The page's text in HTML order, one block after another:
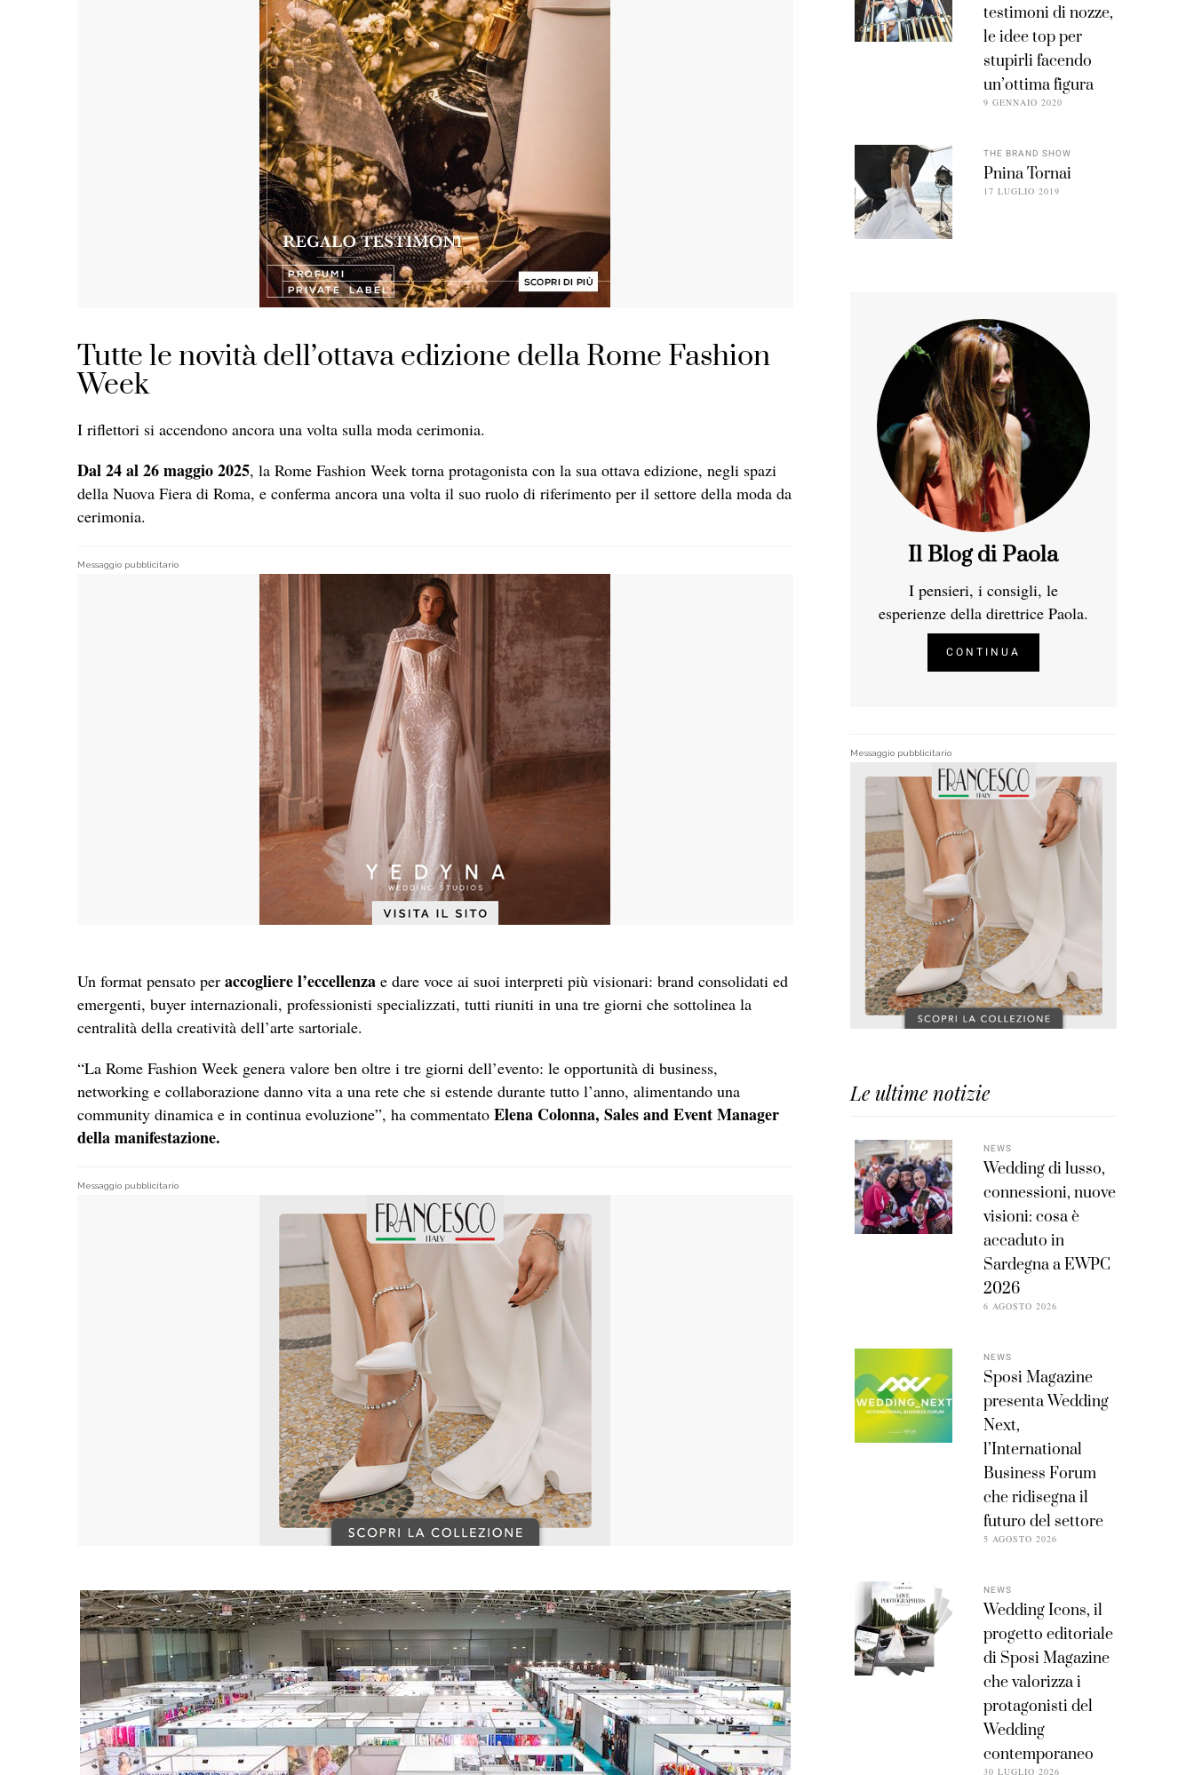
Tutte le novità dell’ottava edizione della Rome Fashion
Week
I riflettori si accendono ancora una volta sulla moda cerimonia.
Dal 24 al 26 maggio 2025, la Rome Fashion Week torna protagonista con la sua ottava edizione, negli spazi
della Nuova Fiera di Roma, e conferma ancora una volta il suo ruolo di riferimento per il settore della moda da
cerimonia.
Messaggio pubblicitario
Un format pensato per accogliere l’eccellenza e dare voce ai suoi interpreti più visionari: brand consolidati ed
emergenti, buyer internazionali, professionisti specializzati, tutti riuniti in una tre giorni che sottolinea la
centralità della creatività dell’arte sartoriale.
“La Rome Fashion Week genera valore ben oltre i tre giorni dell’evento: le opportunità di business,
networking e collaborazione danno vita a una rete che si estende durante tutto l’anno, alimentando una
community dinamica e in continua evoluzione”, ha commentato Elena Colonna, Sales and Event Manager
della manifestazione.
Messaggio pubblicitario
testimoni di nozze,
le idee top per
stupirli facendo
un’ottima figura
9 GENNAIO 2020
THE BRAND SHOW
Pnina Tornai
17 LUGLIO 2019
Il Blog di Paola
I pensieri, i consigli, le
esperienze della direttrice Paola.
CONTINUA
Messaggio pubblicitario
Le ultime notizie
NEWS
Wedding di lusso,
connessioni, nuove
visioni: cosa è
accaduto in
Sardegna a EWPC
2026
6 AGOSTO 2026
NEWS
Sposi Magazine
presenta Wedding
Next,
l’International
Business Forum
che ridisegna il
futuro del settore
5 AGOSTO 2026
NEWS
Wedding Icons, il
progetto editoriale
di Sposi Magazine
che valorizza i
protagonisti del
Wedding
contemporaneo
30 LUGLIO 2026